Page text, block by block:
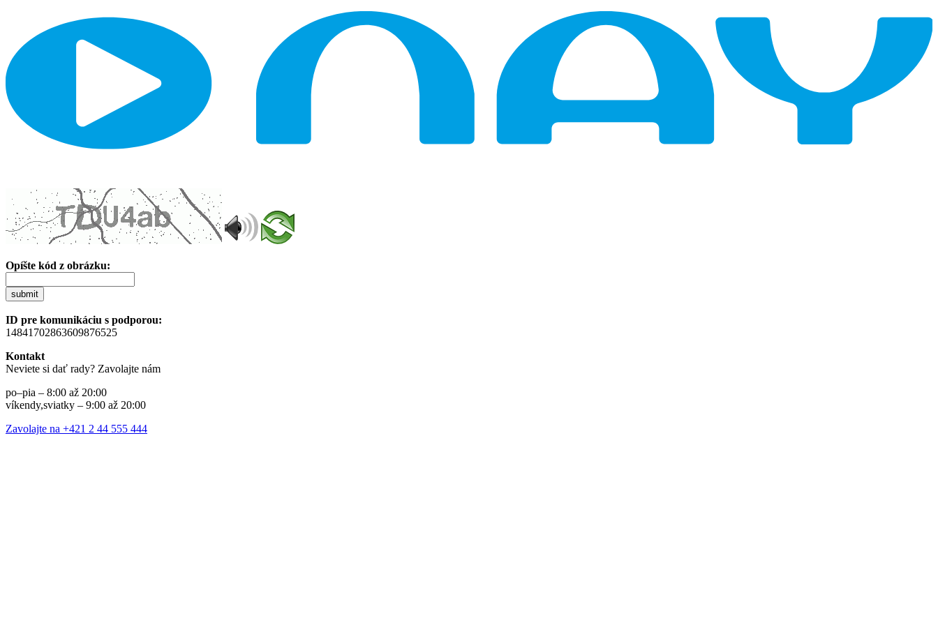
Opíšte kód z obrázku:
submit
ID pre komunikáciu s podporou:
14841702863609876525
Kontakt
Neviete si dať rady? Zavolajte nám
po–pia – 8:00 až 20:00
víkendy,sviatky – 9:00 až 20:00
Zavolajte na +421 2 44 555 444